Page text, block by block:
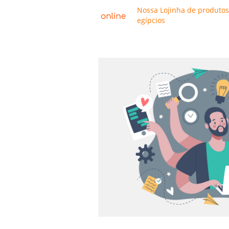
Nossa Lojinha de produtos
egípcios